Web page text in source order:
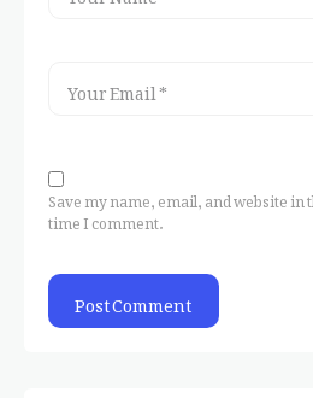
Save my name, email, and website
time I comment.